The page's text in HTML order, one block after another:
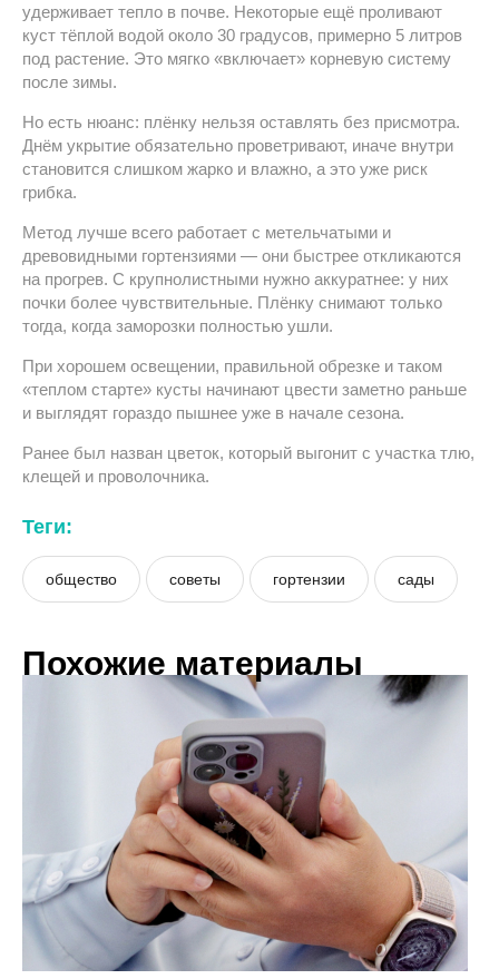
удерживает тепло в почве. Некоторые ещё проливают
куст тёплой водой около 30 градусов, примерно 5 литров
под растение. Это мягко «включает» корневую систему
после зимы.
Но есть нюанс: плёнку нельзя оставлять без присмотра.
Днём укрытие обязательно проветривают, иначе внутри
становится слишком жарко и влажно, а это уже риск
грибка.
Метод лучше всего работает с метельчатыми и
древовидными гортензиями — они быстрее откликаются
на прогрев. С крупнолистными нужно аккуратнее: у них
почки более чувствительные. Плёнку снимают только
тогда, когда заморозки полностью ушли.
При хорошем освещении, правильной обрезке и таком
«теплом старте» кусты начинают цвести заметно раньше
и выглядят гораздо пышнее уже в начале сезона.
Ранее был назван цветок, который выгонит с участка тлю,
клещей и проволочника.
Теги:
общество советы гортензии сады
Похожие материалы